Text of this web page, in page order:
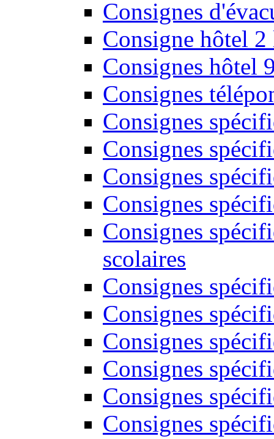
Consignes
Consigne hôtel 2
Consignes hôtel
Consignes
Consignes
Consignes
Consignes
Consignes
Consignes
scolaires
Consignes
Consignes
Consignes
Consignes
Consignes
Consignes